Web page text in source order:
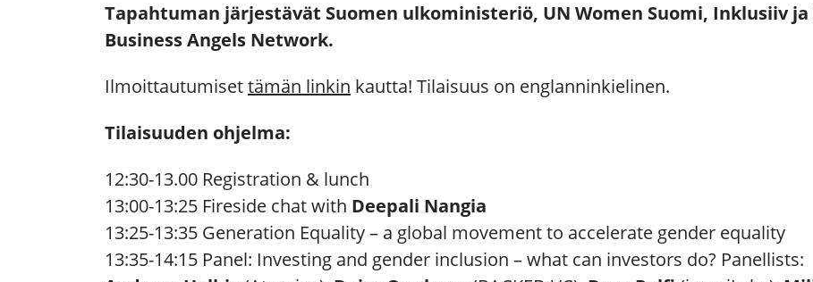
Tapahtuman järjestävät Suomen ulkoministeriö, UN Women Suomi, Inklusiiv ja
Business Angels Network.
Ilmoittautumisettämän linkin kautta! Tilaisuus on englanninkielinen.
Tilaisuuden ohjelma:
12:30-13.00 Registration & lunch
13:00-13:25 Fireside chat with Deepali Nangia
13:25-13:35 Generation Equality – a global movement to accelerate gender equality
13:35-14:15 Panel: Investing and gender inclusion – what can investors do? Panellists: